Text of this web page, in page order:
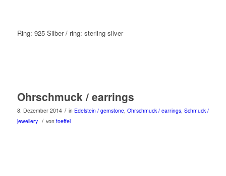
Ring: 925 Silber / ring: sterling silver
Ohrschmuck / earrings
8. Dezember 2014 / in Edelstein / gemstone, Ohrschmuck / earrings, Schmuck /
jewellery / von toeffel